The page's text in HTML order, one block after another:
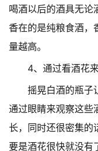
喝酒以后的酒具无论
香在的是纯粮食酒，
量越高。
4、通过看酒花
摇晃白酒的瓶子
通过眼睛来观察这些
长，同时还很密集的
要是酒花很快就没有